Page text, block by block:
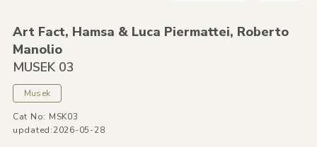
Art Fact, Hamsa &Luca Piermattei, Roberto
Manolio
MUSEK 03
Musek
Cat No: MSK03
updated:2026-05-28